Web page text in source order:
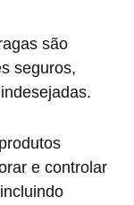
são
seguros,
e controlar